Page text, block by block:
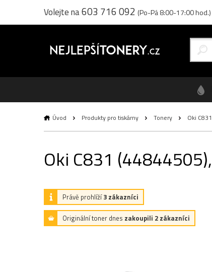
Volejte na603 716 092 (Po-Pá 8:00-17:00 hod.)
Úvod Produkty pro tiskárny Tonery Oki
Oki C831
Právě prohlíží3 zákazníci
Originální toner dnes zakoupili 2 zákazníci